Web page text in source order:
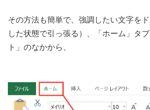
その方法も簡単で、強調したい文字を
した状態で引っ張る）、「ホーム」タ
ト」のなかから、